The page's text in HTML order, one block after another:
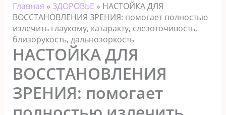
Главная » ЗДОРОВЬЕ » НАСТОЙКА ДЛЯ
ВОССТАНОВЛЕНИЯ ЗРЕНИЯ: помогает полностью
излечить глаукому, катаракту, слезоточивость,
близорукость, дальнозоркость
НАСТОЙКА ДЛЯ
ВОССТАНОВЛЕНИЯ
ЗРЕНИЯ: помогает